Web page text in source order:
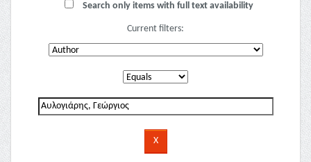
Search only items with full text availability
Current filters: